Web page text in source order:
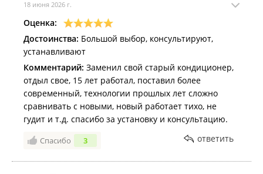
18 июня 2026 г.
Оценка:
Достоинства: Большой выбор, консультируют,
устанавливают
Комментарий: Заменил свой старый кондиционер,
отдыл свое, 15 лет работал, поставил более
современный, технологии прошлых лет сложно
сравнивать с новыми, новый работает тихо, не
гудит и т.д. спасибо за установку и консультацию.
Спасибо 3 ответить